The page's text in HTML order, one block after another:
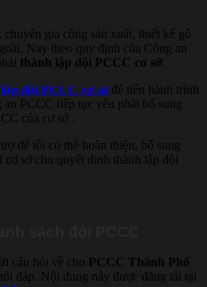
gia công sản xuất, thiết kế gỗ
Nay theo quy định của Công an
thành lập đội PCCC cơ sở
đội PCCC cơ sở để tiến hành trình
PCCC tiếp tục yêu phải bổ sung
của cơ sở .
để tôi có thể hoàn thiện, bổ sung
cơ sở cho quyết định thành lập đội
câu hỏi về cho PCCC Thành Phố
đáp. Nội dung này được đăng tải tại